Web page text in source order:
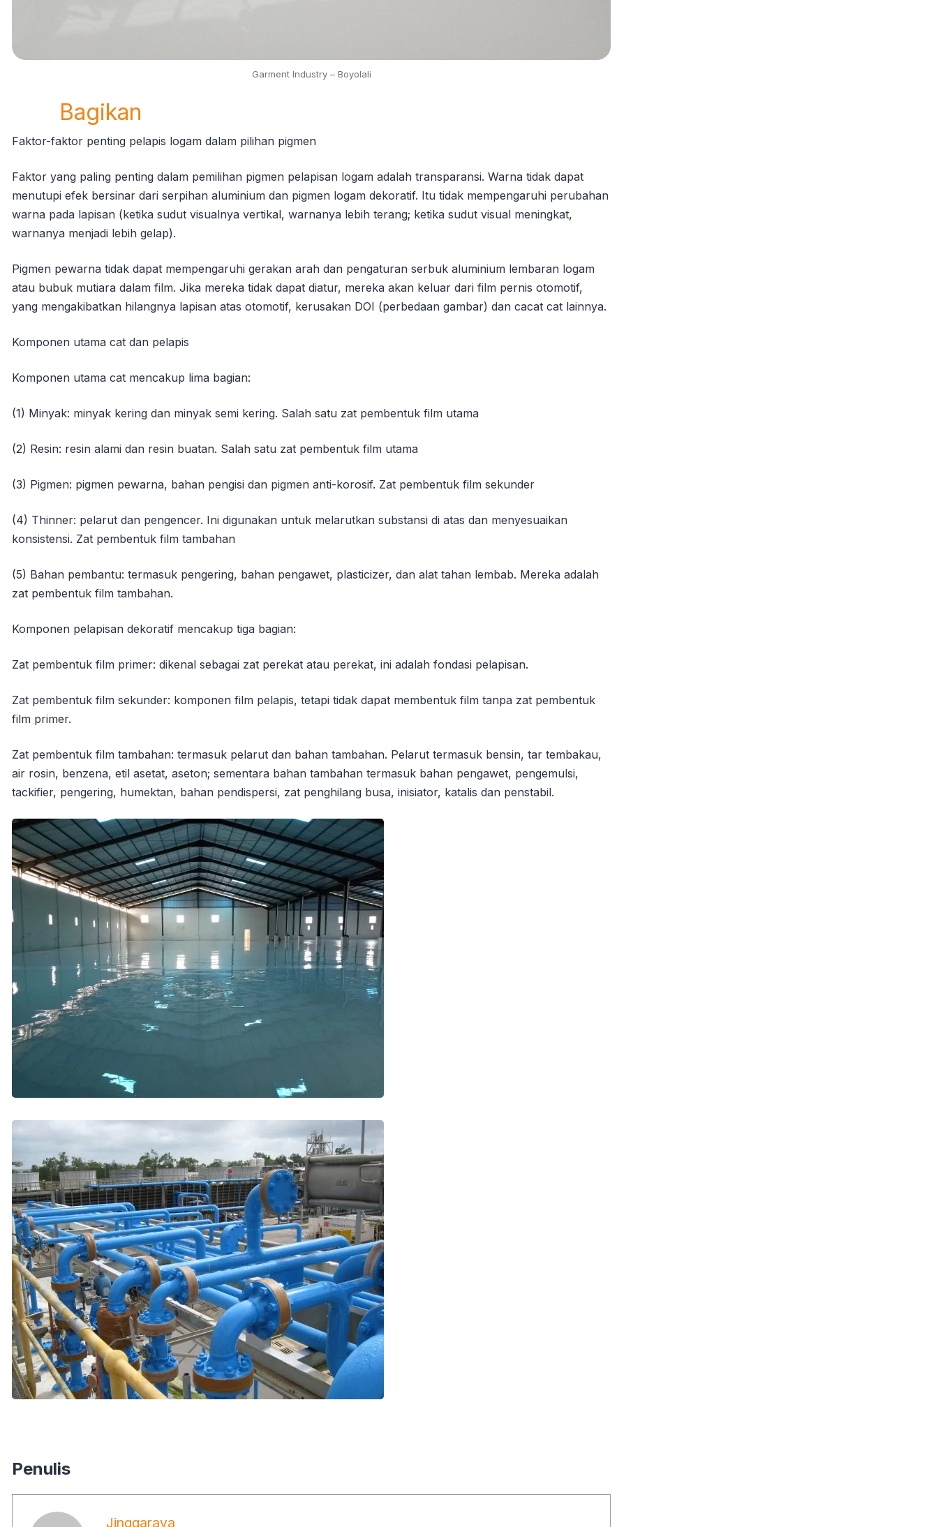
Garment Industry – Boyolali
Bagikan
Faktor-faktor penting pelapis logam dalam pilihan pigmen
Faktor yang paling penting dalam pemilihan pigmen pelapisan logam adalah transparansi. Warna tidak dapat
menutupi efek bersinar dari serpihan aluminium dan pigmen logam dekoratif. Itu tidak mempengaruhi perubahan
warna pada lapisan (ketika sudut visualnya vertikal, warnanya lebih terang; ketika sudut visual meningkat,
warnanya menjadi lebih gelap).
Pigmen pewarna tidak dapat mempengaruhi gerakan arah dan pengaturan serbuk aluminium lembaran logam
atau bubuk mutiara dalam film. Jika mereka tidak dapat diatur, mereka akan keluar dari film pernis otomotif,
yang mengakibatkan hilangnya lapisan atas otomotif, kerusakan DOI (perbedaan gambar) dan cacat cat lainnya.
Komponen utama cat dan pelapis
Komponen utama cat mencakup lima bagian:
(1) Minyak: minyak kering dan minyak semi kering. Salah satu zat pembentuk film utama
(2) Resin: resin alami dan resin buatan. Salah satu zat pembentuk film utama
(3) Pigmen: pigmen pewarna, bahan pengisi dan pigmen anti-korosif. Zat pembentuk film sekunder
(4) Thinner: pelarut dan pengencer. Ini digunakan untuk melarutkan substansi di atas dan menyesuaikan
konsistensi. Zat pembentuk film tambahan
(5) Bahan pembantu: termasuk pengering, bahan pengawet, plasticizer, dan alat tahan lembab. Mereka adalah
zat pembentuk film tambahan.
Komponen pelapisan dekoratif mencakup tiga bagian:
Zat pembentuk film primer: dikenal sebagai zat perekat atau perekat, ini adalah fondasi pelapisan.
Zat pembentuk film sekunder: komponen film pelapis, tetapi tidak dapat membentuk film tanpa zat pembentuk
film primer.
Zat pembentuk film tambahan: termasuk pelarut dan bahan tambahan. Pelarut termasuk bensin, tar tembakau,
air rosin, benzena, etil asetat, aseton; sementara bahan tambahan termasuk bahan pengawet, pengemulsi,
tackifier, pengering, humektan, bahan pendispersi, zat penghilang busa, inisiator, katalis dan penstabil.
Penulis
Jinggaraya